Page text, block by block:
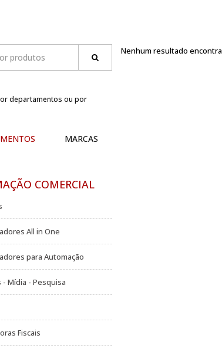
departamentos ou por
MARCAS
COMERCIAL
All in One
para Automação
- Mídia - Pesquisa
Fiscais
Nenhum resultado